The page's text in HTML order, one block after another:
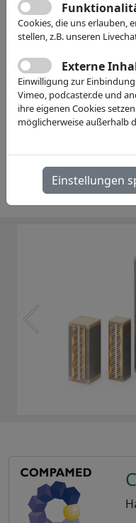
Cookies, die uns erlauben,
stellen, z.B. unseren
Externe
Einwilligung zur
Vimeo, podcaster.de und
ihre eigenen Cookies
möglicherweise außerhalb
Einstellungen